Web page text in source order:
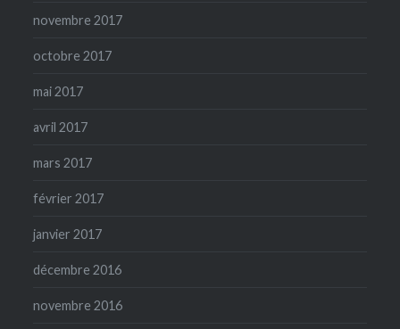
novembre 2017
octobre 2017
mai 2017
avril 2017
mars 2017
février 2017
janvier 2017
décembre 2016
novembre 2016